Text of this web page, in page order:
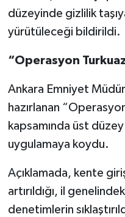
düzeyinde gizlilik
yürütüleceği bildirildi.
“Operasyon
Ankara Emniyet
hazırlanan
kapsamında üst
uygulamaya koydu.
Açıklamada, kente
artırıldığı, il
denetimlerin